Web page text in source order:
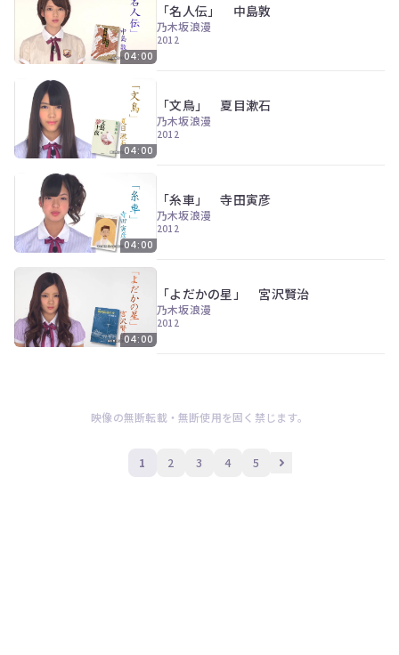
04:00
「名人伝」 中島敦
乃木坂浪漫
2012
04:00
「文鳥」 夏目漱石
乃木坂浪漫
2012
04:00
「糸車」 寺田寅彦
乃木坂浪漫
2012
04:00
「よだかの星」 宮沢賢治
乃木坂浪漫
2012
映像の無断転載・無断使用を固く禁じます。
1 2 3 4 5